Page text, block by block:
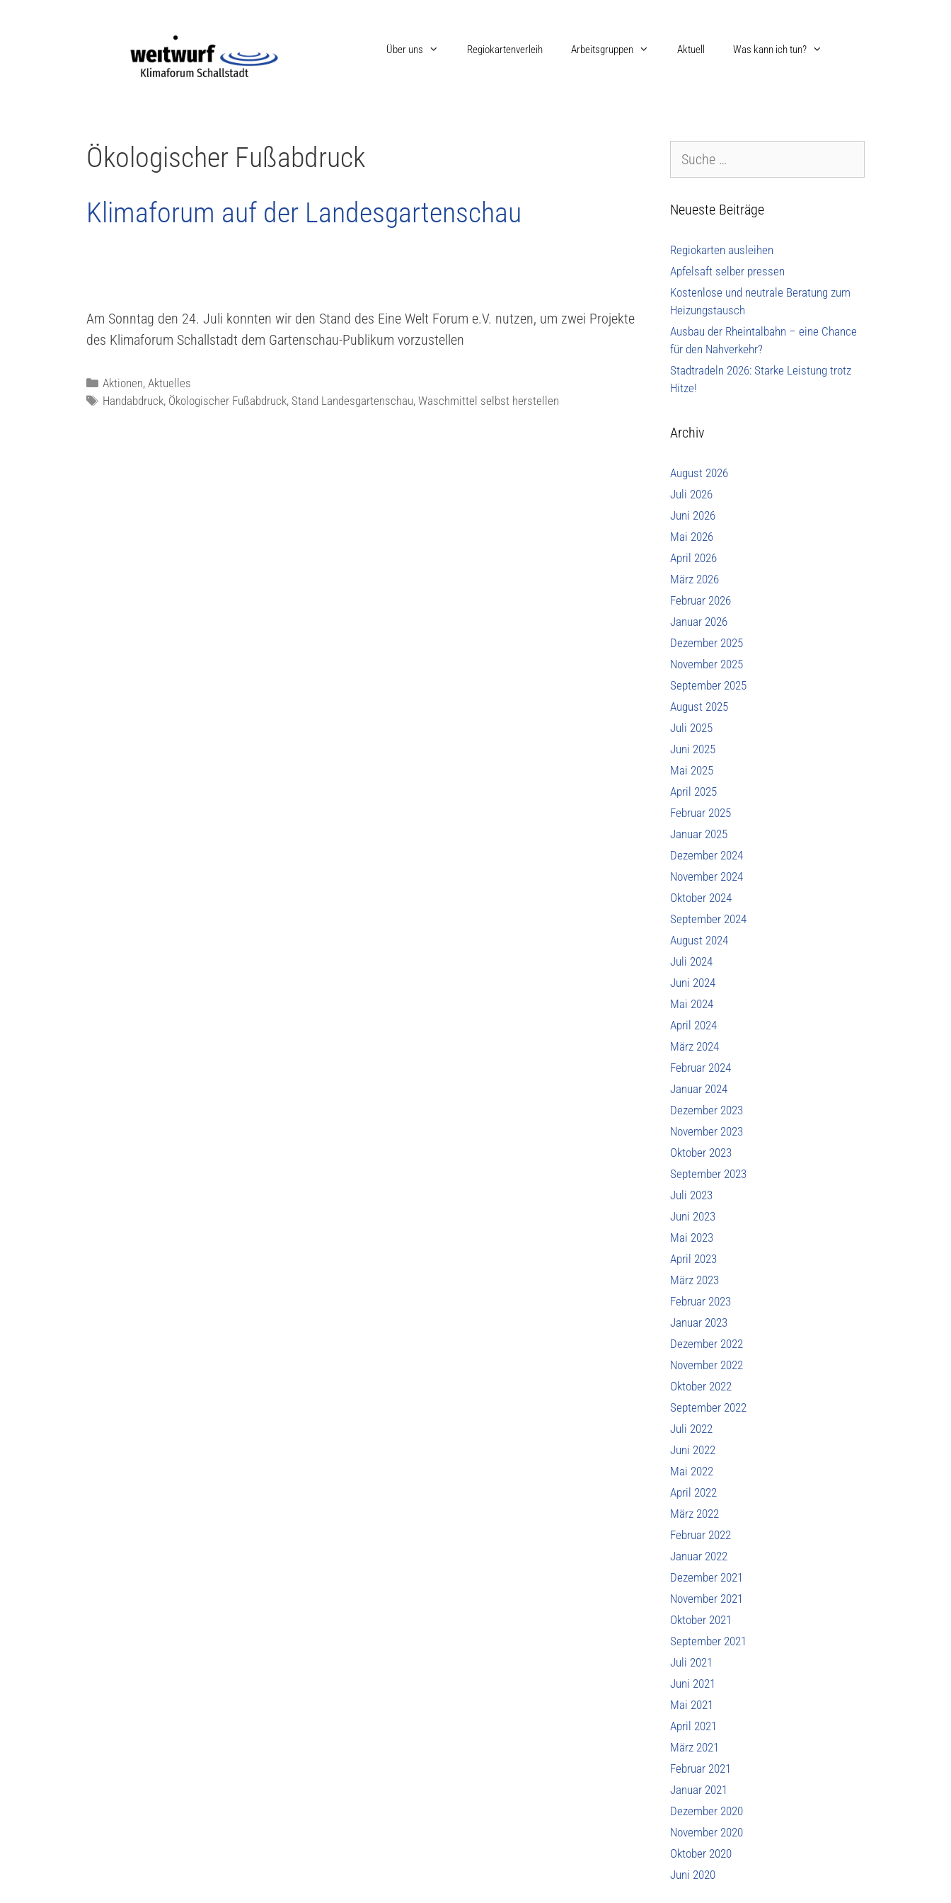
Über uns Regiokartenverleih Arbeitsgruppen Aktuell Was kann ich tun?
Ökologischer Fußabdruck
Klimaforum auf der Landesgartenschau
Am Sonntag den 24. Juli konnten wir den Stand des Eine Welt Forum e.V. nutzen, um zwei Projekte
des Klimaforum Schallstadt dem Gartenschau-Publikum vorzustellen
Aktionen,Aktuelles
Handabdruck, Ökologischer Fußabdruck,Stand Landesgartenschau,Waschmittel selbst herstellen
Neueste Beiträge
Regiokarten ausleihen
Apfelsaft selber pressen
Kostenlose und neutrale Beratung zum
Heizungstausch
Ausbau der Rheintalbahn – eine Chance
für den Nahverkehr?
Stadtradeln 2026: Starke Leistung trotz
Hitze!
Archiv
August 2026
Juli 2026
Juni 2026
Mai 2026
April 2026
März 2026
Februar 2026
Januar 2026
Dezember 2025
November 2025
September 2025
August 2025
Juli 2025
Juni 2025
Mai 2025
April 2025
Februar 2025
Januar 2025
Dezember 2024
November 2024
Oktober 2024
September 2024
August 2024
Juli 2024
Juni 2024
Mai 2024
April 2024
März 2024
Februar 2024
Januar 2024
Dezember 2023
November 2023
Oktober 2023
September 2023
Juli 2023
Juni 2023
Mai 2023
April 2023
März 2023
Februar 2023
Januar 2023
Dezember 2022
November 2022
Oktober 2022
September 2022
Juli 2022
Juni 2022
Mai 2022
April 2022
März 2022
Februar 2022
Januar 2022
Dezember 2021
November 2021
Oktober 2021
September 2021
Juli 2021
Juni 2021
Mai 2021
April 2021
März 2021
Februar 2021
Januar 2021
Dezember 2020
November 2020
Oktober 2020
Juni 2020